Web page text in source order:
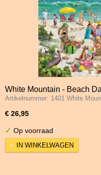
White Mountain - Beach
Artikelnummer: 1401 White
€ 26,95
✓ Op voorraad
IN WINKELWAGEN